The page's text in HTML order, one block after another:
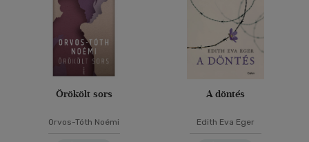
Örökölt sors
Orvos-Tóth Noémi
A döntés
Edith Eva Eger